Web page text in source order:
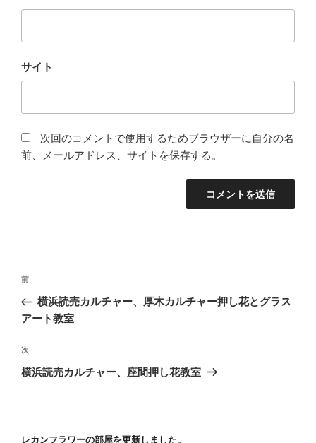
サイト
次回のコメントで使用するためブラウザーに自分の名
前、メールアドレス、サイトを保存する。
投
ナ
ゲ
ー
前
の
投
前
横浜読売カルチャー、厚木カルチャー押し花とグラス
アート教室
次
の
次
横浜読売カルチャー、座間押し花教室
レカンフラワーの部屋を更新しました。